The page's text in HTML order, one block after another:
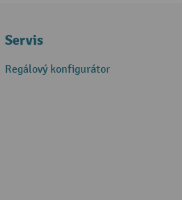
Servis
Regálový konfigurátor